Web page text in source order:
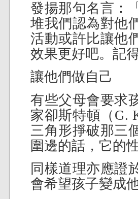
發揚那句名言：
堆我們認為對他
活動或許比讓他
效果更好吧。記
讓他們做自己
有些父母會要求
家卻斯特頓（G.
三角形掙破那三
圍邊的話，它的
同樣道理亦應證
會希望孩子變成